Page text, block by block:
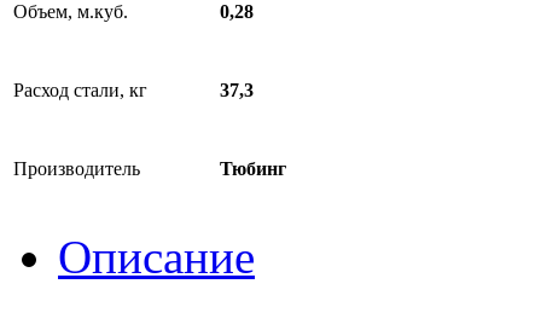
Объем, м.куб. 0,28
Расход стали, кг 37,3
Производитель Тюбинг
Описание